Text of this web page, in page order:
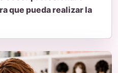
que pueda realizar la